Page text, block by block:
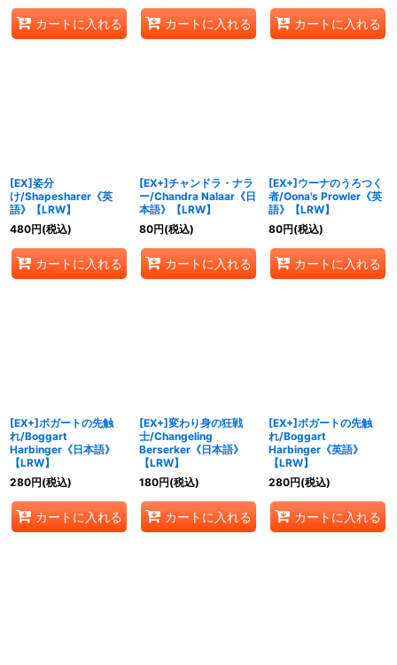
カートに入れる カートに入れる カートに入れる
[EX]姿分
け/Shapesharer《英
語》【LRW】
480円(税込)
カートに入れる
[EX+]チャンドラ・ナラ
ー/Chandra Nalaar《日
本語》【LRW】
80円(税込)
カートに入れる
[EX+]ウーナのうろつく
者/Oona's Prowler《英
語》【LRW】
80円(税込)
カートに入れる
[EX+]ボガートの先触
れ/Boggart
Harbinger《日本語》
【LRW】
280円(税込)
カートに入れる
[EX+]変わり身の狂戦
士/Changeling
Berserker《日本語》
【LRW】
180円(税込)
カートに入れる
[EX+]ボガートの先触
れ/Boggart
Harbinger《英語》
【LRW】
280円(税込)
カートに入れる